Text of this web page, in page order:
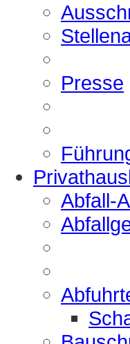
Presse
Abfall-